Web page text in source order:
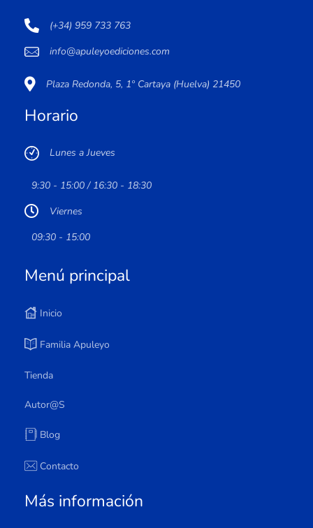
(+34) 959 733 763
info@apuleyoediciones.com
Plaza Redonda, 5, 1º Cartaya (Huelva) 21450
Horario
Lunes a Jueves
9:30 - 15:00 / 16:30 - 18:30
Viernes
09:30 - 15:00
Menú principal
Inicio
Familia Apuleyo
Tienda
Autor@s
Blog
Contacto
Más información